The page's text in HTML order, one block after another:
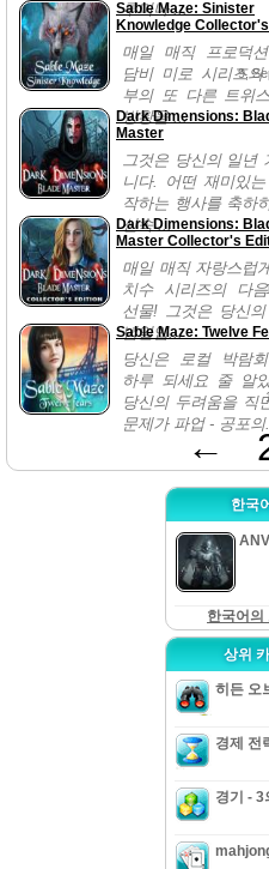
루미나 ...
Sable Maze: Sinister
Knowledge
매일 매직 프로덕
담비 미로 시리즈
부의 또 다른 트위
방황을 ...
9,
Dark Dimensions:
Master
그것은 당신의 일년
니다. 어떤 재미있
작하는 행사를 축하
신속 ...
Dark Dimensions:
Master Collector's
매일 매직 자랑스럽
치수 시리즈의 다
선물! 그것은 당신
념일입...
Sable Maze: Twelve
당신은 로컬 박람
하루 되세요 줄 알
당신의 두려움을 직
문제가 파업 - 공포의
←
한국
한국어의
상위
히든 오
경제 전
경기 - 3